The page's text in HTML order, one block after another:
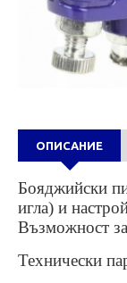
ОПИСАНИЕ
Бояджийски
игла) и
Възможност
Технически